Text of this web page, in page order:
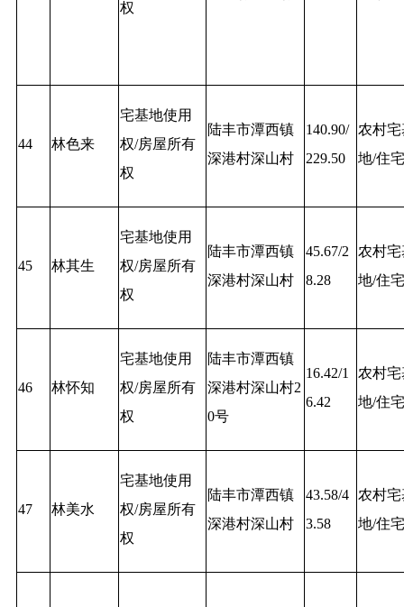
权
44 林色来
宅基地使用
权/房屋所有
权
陆丰市潭西镇
深港村深山村
140.90/
229.50
农村宅
地/住宅
45 林其生
宅基地使用
权/房屋所有
权
陆丰市潭西镇
深港村深山村
45.67/2
8.28
农村宅
地/住宅
46 林怀知
宅基地使用
权/房屋所有
权
陆丰市潭西镇
深港村深山村2
0号
16.42/1
6.42
农村宅
地/住宅
47 林美水
宅基地使用
权/房屋所有
权
陆丰市潭西镇
深港村深山村
43.58/4
3.58
农村宅
地/住宅